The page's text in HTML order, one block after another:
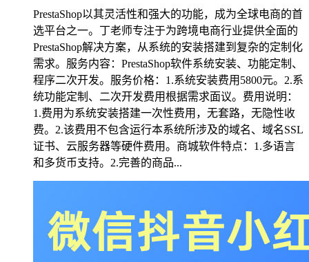
PrestaShop以其灵活性和强大的功能，成为全球电商的首
选平台之一。丁老师专注于为跨境电商行业提供全面的
PrestaShop解决方案，从系统的安装搭建到复杂的定制化
需求。服务内容：PrestaShop软件系统安装、功能定制、
程序二次开发。服务价格：1.系统安装费用5800元。2.系
统功能定制、二次开发费用根据需求面议。费用说明：
1.费用为系统安装搭建一次性费用，无套路，无隐性收
费。2.该费用不包含运行本系统所涉及的域名、域名SSL
证书、云服务器等硬件费用。商城软件特点：1.多语言
和多货币支持。2.完善的商品...